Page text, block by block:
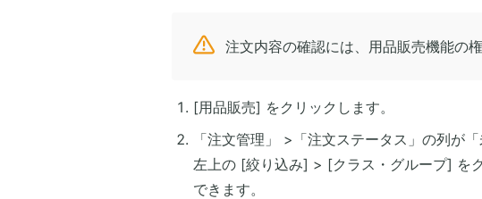
注文内容の確認には、用品販売機能の
[用品販売] をクリックします。
「注文管理」 >「注文ステータス」の列が
左上の [絞り込み] > [クラス・グループ] を
できます。